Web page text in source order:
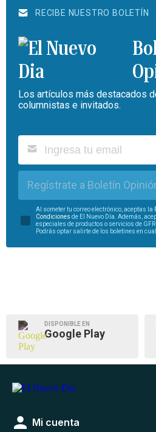
RECIBE NUESTRO BOLETÍN
Los artículos más destacados
columnistas e invitados.
Regístrate a Boletín
Al someter tu correo electrónico, aceptas la
Condiciones de El Nuevo Día. Además,
especiales de productos o servicios de
Podrás optar salirte de los boletines en
DISPONIBLE EN
Google Play
Mi cuenta